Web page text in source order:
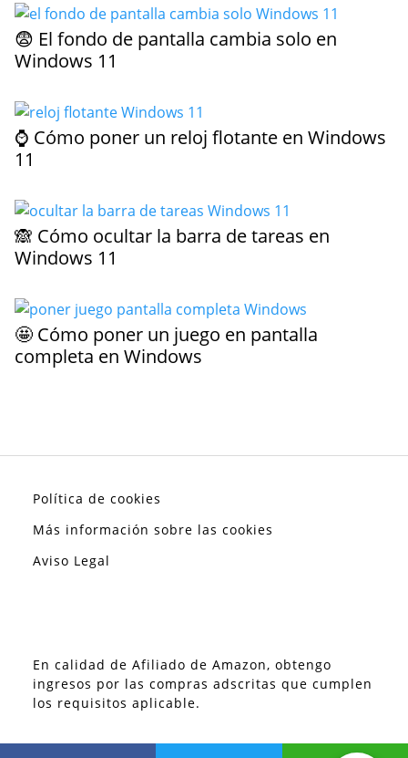
😨 El fondo de pantalla cambia solo en
Windows 11
⌚ Cómo poner un reloj flotante en Windows
11
🙈 Cómo ocultar la barra de tareas en
Windows 11
🤩 Cómo poner un juego en pantalla
completa en Windows
Política de cookies
Más información sobre las cookies
Aviso Legal
En calidad de Afiliado de Amazon, obtengo
ingresos por las compras adscritas que cumplen
los requisitos aplicable.